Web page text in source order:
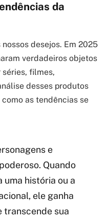
da
desejos. Em 2025
verdadeiros objetos
filmes,
desses produtos
as tendências se
e
Quando
uma história ou a
ele ganha
transcende sua